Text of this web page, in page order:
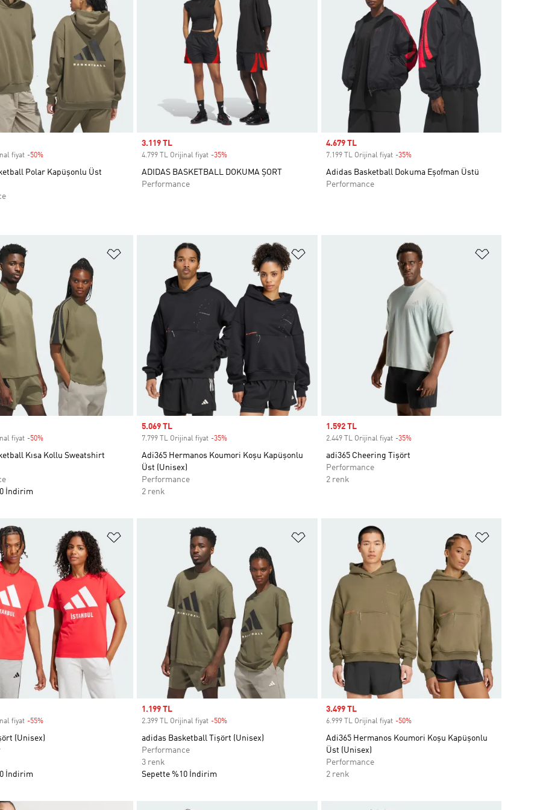
fiyat -50%Discount
Polar Kapüşonlu Üst
Sale price
3.119 TL
4.799 TL Orijinal fiyat -35%
ADIDAS BASKETBALL DOKUMA ŞORT
Performance
Sale price
4.679 TL
7.199 TL Orijinal fiyat -35%Discount
Adidas Basketball Dokuma Eşofman Üstü
Performance
Ekle Favori Listesine Ekle
fiyat -50%Discount
Kısa Kollu Sweatshirt
İndirim
Sale price
5.069 TL
7.799 TL Orijinal fiyat -35%
Adi365 Hermanos Koumori Koşu Kapüşonlu
Üst (Unisex)
Performance
2 renk
Sale price
1.592 TL
2.449 TL Orijinal fiyat -35%Discount
adi365 Cheering Tişört
Performance
2 renk
Ekle Favori Listesine Ekle
fiyat -55%Discount
(Unisex)
İndirim
Favori Listesine Ekle
Sale price
1.199 TL
2.399 TL Orijinal fiyat -50%
adidas Basketball Tişört (Unisex)
Performance
3 renk
Sepette %10 İndirim
Sale price
3.499 TL
6.999 TL Orijinal fiyat -50%Discount
Adi365 Hermanos Koumori Koşu Kapüşonlu
Üst (Unisex)
Performance
2 renk